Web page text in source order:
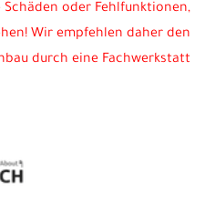
oder Fehlfunktionen,
Wir empfehlen daher den
durch eine Fachwerkstatt.